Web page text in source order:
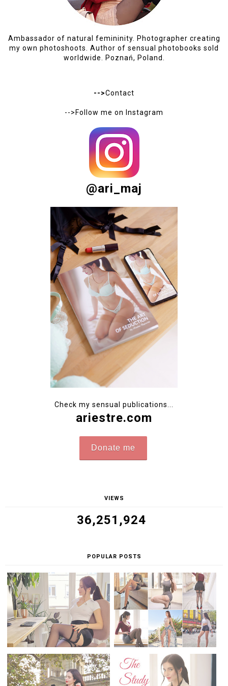
Ambassador of natural femininity. Photographer creating
my own photoshoots. Author of sensual photobooks sold
worldwide. Poznań, Poland.
-->Contact
-->Follow me on Instagram
@ari_maj
Check my sensual publications...
ariestre.com
Donate me
VIEWS
36,251,924
POPULAR POSTS